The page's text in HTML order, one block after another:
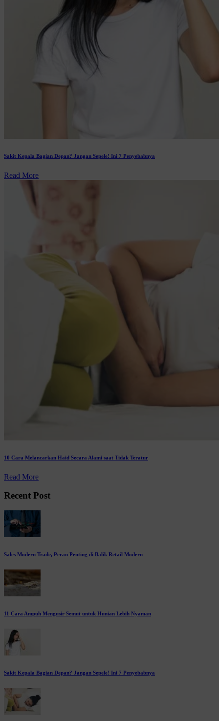
Sakit Kepala Bagian Depan? Jangan Sepele! Ini 7 Penyebabnya
Read More
10 Cara Melancarkan Haid Secara Alami saat Tidak Teratur
Read More
Recent Post
Sales Modern Trade, Peran Penting di Balik Retail Modern
11 Cara Ampuh Mengusir Semut untuk Hunian Lebih Nyaman
Sakit Kepala Bagian Depan? Jangan Sepele! Ini 7 Penyebabnya